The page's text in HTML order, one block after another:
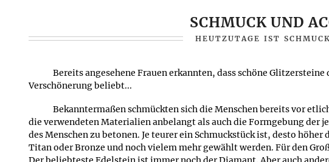
nach Silber- , Kupfer- oder Palladiumanteil entsteht Gelbgold,
Rotgold.
persönlichen Geschmacks. Denn eines ist sicher: Gold ist immer die
Grundlage für bezaubernden Schmuck.
Veröffentlicht am:01.03.1999 /
SCHMUCK UND
HEUTZUTAGE IST
Bereits angesehene Frauen erkannten, dass schöne
Verschönerung beliebt...
Bekanntermaßen schmückten sich die Menschen bereits vor
die verwendeten Materialien anbelangt als auch die Formgebung der
des Menschen zu betonen. Je teurer ein Schmuckstück ist, desto
Titan oder Bronze und noch vielem mehr gewählt werden. Für den